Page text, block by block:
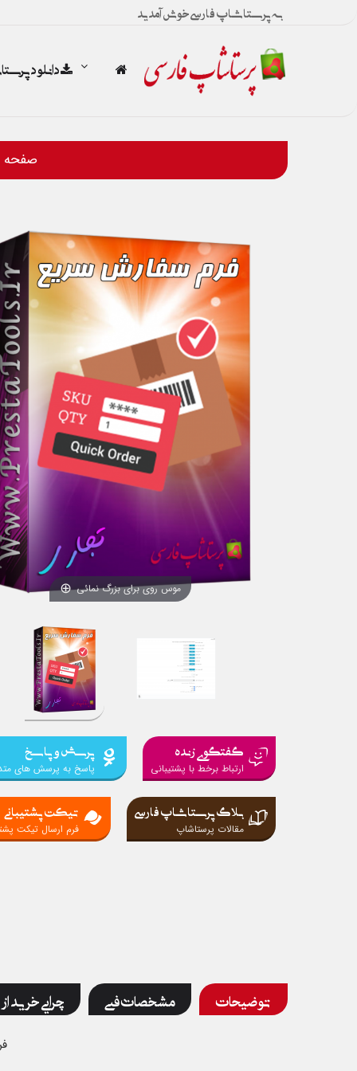
به پرستاشاپ فارسی خوش آمدید
دانلود
موس روی برای بزرگ نمائی
گفتگوی زنده
ارتباط برخط با پشتیبانی
پرسش و پاسخ
پاسخ به پرسش های
بلاگ پرستاشاپ فارسی
مقالات پرستاشاپ
تیکت پشتیبانی
فرم ارسال تیکت
توضیحات مشخصات فنی چرایی خرید